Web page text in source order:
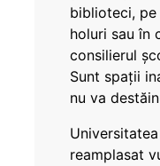
biblioteci,
holuri sau în
consilierul
Sunt spații
nu va
reamplasat